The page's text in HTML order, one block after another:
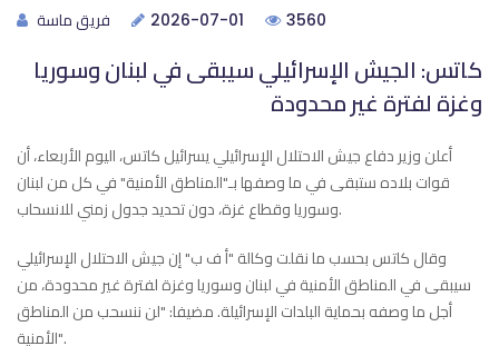
فريق ماسة 2026-07-01 3560
كاتس: الجيش الإسرائيلي سيبقى في لبنان وسوريا
وغزة لفترة غير محدودة
أعلن وزير دفاع جيش الاحتلال الإسرائيلي يسرائيل كاتس، اليوم الأربعاء، أن
قوات بلاده ستبقى في ما وصفها بـ"المناطق الأمنية" في كل من لبنان
وسوريا وقطاع غزة، دون تحديد جدول زمني للانسحاب.
وقال كاتس بحسب ما نقلت وكالة "أ ف ب" إن جيش الاحتلال الإسرائيلي
سيبقى في المناطق الأمنية في لبنان وسوريا وغزة لفترة غير محدودة، من
أجل ما وصفه بحماية البلدات الإسرائيلة. مضيفا: "لن ننسحب من المناطق
الأمنية".